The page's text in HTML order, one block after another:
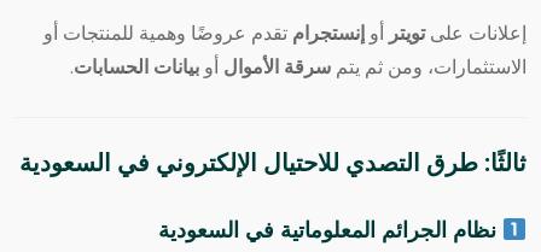
إعلانات علىتويتر أو إنستجرام تقدم عروضًا وهمية للمنتجات أو
الاستثمارات، ومن ثم يتم سرقة الأموال أو بيانات الحسابات.
ثالثًا: طرق التصدي للاحتيال الإلكتروني في السعودية
نظام الجرائم المعلوماتية في السعودية